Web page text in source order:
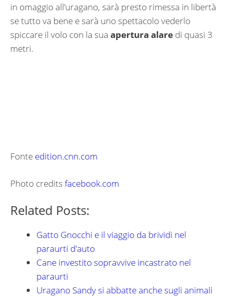
in omaggio all’uragano, sarà presto rimessa in libertà
se tutto va bene e sarà uno spettacolo vederlo
spiccare il volo con la sua apertura alare di quasi 3
metri.
Fonte edition.cnn.com
Photo credits facebook.com
Related Posts:
Gatto Gnocchi e il viaggio da brividi nel
paraurti d'auto
Cane investito sopravvive incastrato nel
paraurti
Uragano Sandy si abbatte anche sugli animali